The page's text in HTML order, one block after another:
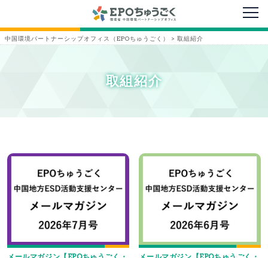
メニ
中国環境パートナーシップオフィス（EPOちゅうごく） > 取組紹介
取組紹介